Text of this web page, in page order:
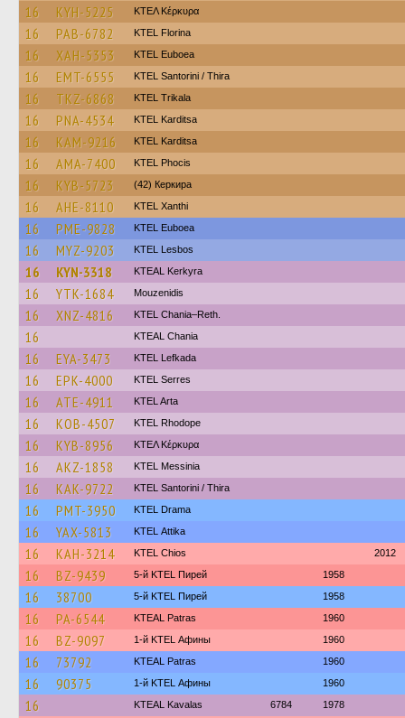
16 KYH-5225 ΚΤΕΛ Κέρκυρα
16 PAB-6782 KTEL Florina
16 XAH-5353 ΚΤΕL Euboea
16 EMT-6555 KTEL Santorini / Thira
16 TKZ-6868 ΚΤΕL Τrikala
16 PNA-4534 ΚΤΕL Karditsa
16 KAM-9216 ΚΤΕL Karditsa
16 AMA-7400 ΚΤΕL Phocis
16 KYB-5723 (42) Керкира
16 AHE-8110 KTEL Xanthi
16 PME-9828 ΚΤΕL Euboea
16 MYZ-9203 KTEL Lesbos
16 KYN-3318 KTEAL Kerkyra
16 YTK-1684 Mouzenidis
16 XNZ-4816 KTEL Chania–Reth.
16 KTEAL Chania
16 EYA-3473 KTEL Lefkada
16 EPK-4000 KTEL Serres
16 ATE-4911 KTEL Arta
16 KOB-4507 KTEL Rhodope
16 KYB-8956 ΚΤΕΛ Κέρκυρα
16 AKZ-1858 KTEL Messinia
16 KAK-9722 KTEL Santorini / Thira
16 PMT-3950 KTEL Drama
16 YAX-5813 KΤΕL Αttika
16 KAH-3214 KTEL Chios 2012
16 BZ-9439 5-й KTEL Пирей 1958
16 38700 5-й KTEL Пирей 1958
16 PA-6544 KTEAL Patras 1960
16 BZ-9097 1-й KTEL Афины 1960
16 73792 KTEAL Patras 1960
16 90375 1-й KTEL Афины 1960
16 KTEAL Kavalas 6784 1978